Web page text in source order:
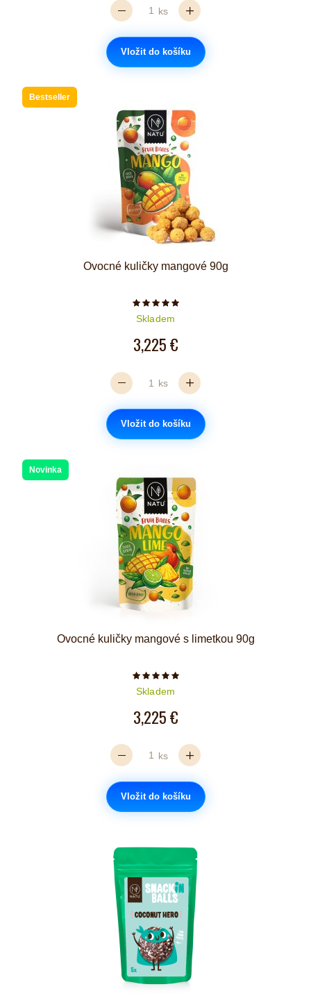
ks
Vložit do košíku
Bestseller
Ovocné kuličky mangové 90g
Počet hvězdiček je 5 z 5
Skladem
3,225 €
ks
Vložit do košíku
Novinka
Ovocné kuličky mangové s limetkou 90g
Počet hvězdiček je 5 z 5
Skladem
3,225 €
ks
Vložit do košíku